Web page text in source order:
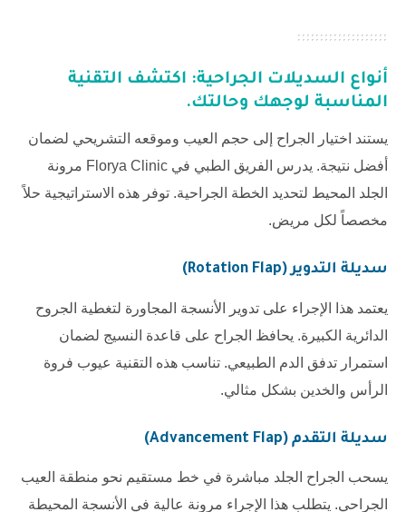
أنواع السديلات الجراحية: اكتشف التقنية
المناسبة لوجهك وحالتك.
يستند اختيار الجراح إلى حجم العيب وموقعه التشريحي لضمان
أفضل نتيجة. يدرس الفريق الطبي في Florya Clinic مرونة
الجلد المحيط لتحديد الخطة الجراحية. توفر هذه الاستراتيجية حلاً
مخصصاً لكل مريض.
سديلة التدوير (Rotation Flap)
يعتمد هذا الإجراء على تدوير الأنسجة المجاورة لتغطية الجروح
الدائرية الكبيرة. يحافظ الجراح على قاعدة النسيج لضمان
استمرار تدفق الدم الطبيعي. تناسب هذه التقنية عيوب فروة
الرأس والخدين بشكل مثالي.
سديلة التقدم (Advancement Flap)
يسحب الجراح الجلد مباشرة في خط مستقيم نحو منطقة العيب
الجراحي. يتطلب هذا الإجراء مرونة عالية في الأنسجة المحيطة